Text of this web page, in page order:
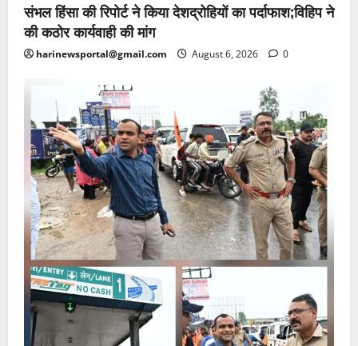
संभल हिंसा की रिपोर्ट ने किया देशद्रोहियों का पर्दाफाश;विहिप ने
की कठोर कार्यवाही की मांग
harinewsportal@gmail.com August 6, 2026 0